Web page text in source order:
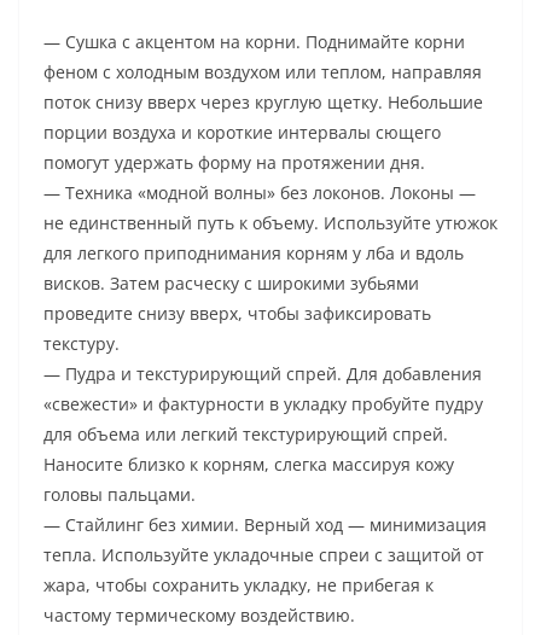
— Сушка с акцентом на корни. Поднимайте корни
феном с холодным воздухом или теплом, направляя
поток снизу вверх через круглую щетку. Небольшие
порции воздуха и короткие интервалы сющего
помогут удержать форму на протяжении дня.
— Техника «модной волны» без локонов. Локоны —
не единственный путь к объему. Используйте утюжок
для легкого приподнимания корням у лба и вдоль
висков. Затем расческу с широкими зубьями
проведите снизу вверх, чтобы зафиксировать
текстуру.
— Пудра и текстурирующий спрей. Для добавления
«свежести» и фактурности в укладку пробуйте пудру
для объема или легкий текстурирующий спрей.
Наносите близко к корням, слегка массируя кожу
головы пальцами.
— Стайлинг без химии. Верный ход — минимизация
тепла. Используйте укладочные спреи с защитой от
жара, чтобы сохранить укладку, не прибегая к
частому термическому воздействию.